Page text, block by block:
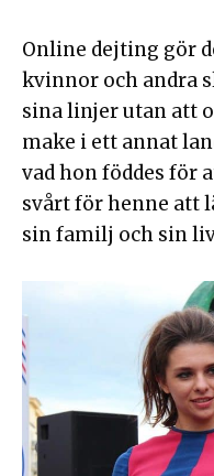
Online dejting gör
kvinnor och andra
sina linjer utan att
make i ett annat
vad hon föddes för
svårt för henne att
sin familj och sin